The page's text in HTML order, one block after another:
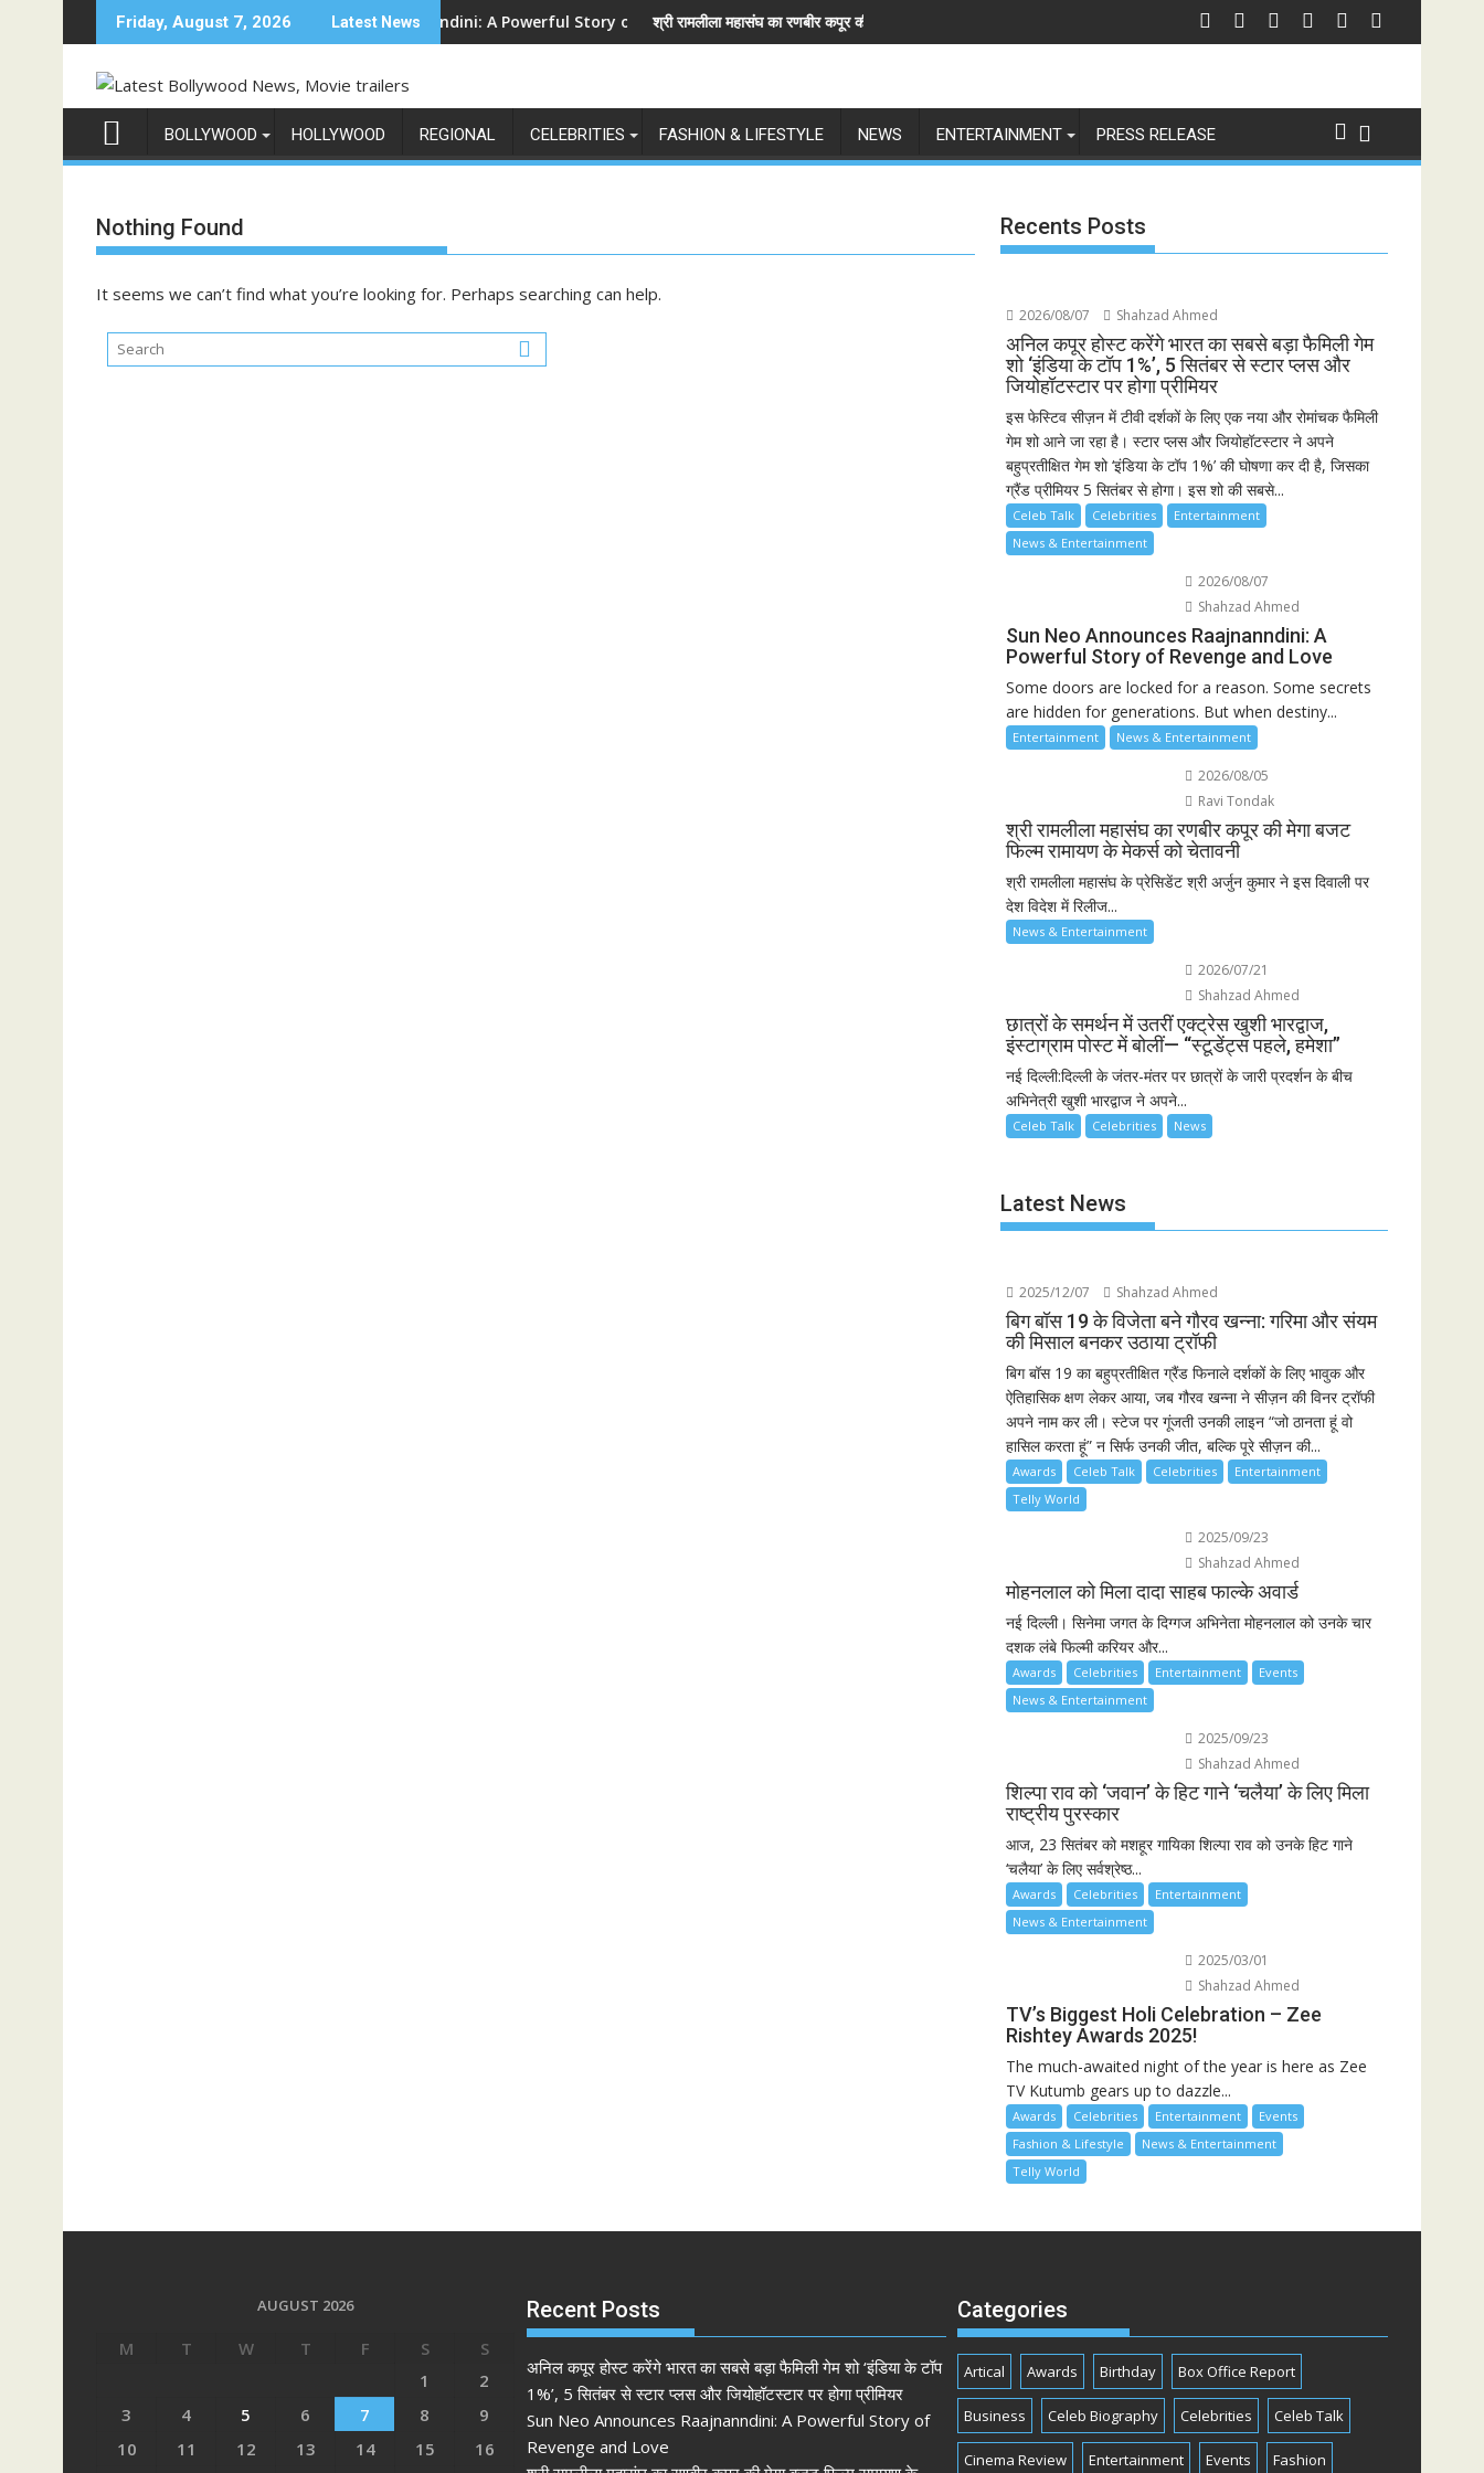
to
Friday, August 7, 2026 Latest News
शो 'इंडिया के टॉप 1%', 5 सितंबर से स्टार प्लस और जियोहॉटस्टार पर होगा प्रीमियर
Sun Neo Announces Raajnanndini: A Powerful Story of Revenge and Loveश्री रामलीला महासंघ का रणबीर कपूर की मेगा बजट फिल्म रामायण के मेकर्स को चेतावनीछात्रों के समर्थन में उतरीं एक्ट्रेस खुशी भारद्वाज, इंस्टाग्राम पोस्ट में बोलीं—
BOLLYWOOD HOLLYWOOD REGIONAL CELEBRITIES FASHION & LIFESTYLE NEWS ENTERTAINMENT PRESS RELEASE
Nothing Found
It seems we can’t find what you’re looking for. Perhaps searching can help.
Recents Posts
2026/08/07 Shahzad Ahmed
अनिल कपूर होस्ट करेंगे भारत का सबसे बड़ा फैमिली गेम
शो ‘इंडिया के टॉप 1%’, 5 सितंबर से स्टार प्लस और
जियोहॉटस्टार पर होगा प्रीमियर
इस फेस्टिव सीज़न में टीवी दर्शकों के लिए एक नया और रोमांचक फैमिली
गेम शो आने जा रहा है। स्टार प्लस और जियोहॉटस्टार ने अपने
बहुप्रतीक्षित गेम शो ‘इंडिया के टॉप 1%’ की घोषणा कर दी है, जिसका
ग्रैंड प्रीमियर 5 सितंबर से होगा। इस शो की सबसे...
Celeb Talk Celebrities
Entertainment
News & Entertainment
2026/08/07
Shahzad Ahmed
Sun Neo Announces Raajnanndini: A
Powerful Story of Revenge and Love
Some doors are locked for a reason. Some secrets
are hidden for generations. But when destiny...
Entertainment News & Entertainment
2026/08/05
Ravi Tondak
श्री रामलीला महासंघ का रणबीर कपूर की मेगा बजट
फिल्म रामायण के मेकर्स को चेतावनी
श्री रामलीला महासंघ के प्रेसिडेंट श्री अर्जुन कुमार ने इस दिवाली पर
देश विदेश में रिलीज...
News & Entertainment
2026/07/21
Shahzad Ahmed
छात्रों के समर्थन में उतरीं एक्ट्रेस खुशी भारद्वाज,
इंस्टाग्राम पोस्ट में बोलीं— “स्टूडेंट्स पहले, हमेशा”
नई दिल्ली:दिल्ली के जंतर-मंतर पर छात्रों के जारी प्रदर्शन के बीच
अभिनेत्री खुशी भारद्वाज ने अपने...
Celeb Talk Celebrities News
Latest News
2025/12/07 Shahzad Ahmed
बिग बॉस 19 के विजेता बने गौरव खन्ना: गरिमा और संयम
की मिसाल बनकर उठाया ट्रॉफी
बिग बॉस 19 का बहुप्रतीक्षित ग्रैंड फिनाले दर्शकों के लिए भावुक और
ऐतिहासिक क्षण लेकर आया, जब गौरव खन्ना ने सीज़न की विनर ट्रॉफी
अपने नाम कर ली। स्टेज पर गूंजती उनकी लाइन “जो ठानता हूं वो
हासिल करता हूं” न सिर्फ उनकी जीत, बल्कि पूरे सीज़न की...
Awards Celeb Talk Celebrities
Entertainment
Telly World
2025/09/23
Shahzad Ahmed
मोहनलाल को मिला दादा साहब फाल्के अवार्ड
नई दिल्ली। सिनेमा जगत के दिग्गज अभिनेता मोहनलाल को उनके चार
दशक लंबे फिल्मी करियर और...
Awards Celebrities Entertainment
Events
News & Entertainment
2025/09/23
Shahzad Ahmed
शिल्पा राव को ‘जवान’ के हिट गाने ‘चलैया’ के लिए मिला
राष्ट्रीय पुरस्कार
आज, 23 सितंबर को मशहूर गायिका शिल्पा राव को उनके हिट गाने
‘चलैया’ के लिए सर्वश्रेष्ठ...
Awards Celebrities
Entertainment
News & Entertainment
2025/03/01
Shahzad Ahmed
TV’s Biggest Holi Celebration – Zee
Rishtey Awards 2025!
The much-awaited night of the year is here as Zee
TV Kutumb gears up to dazzle...
Awards Celebrities Entertainment
Events
Fashion & Lifestyle
News & Entertainment
Telly World
AUGUST 2026
M T W T F S
S
1
2
3
4 5 6 7 8
9
10
11 12 13 14 15
16
Recent Posts
अनिल कपूर होस्ट करेंगे भारत का सबसे बड़ा फैमिली गेम शो ‘इंडिया के टॉप
1%’, 5 सितंबर से स्टार प्लस और जियोहॉटस्टार पर होगा प्रीमियर
Sun Neo Announces Raajnanndini: A Powerful Story of
Revenge and Love
Categories
Artical Awards Birthday Box Office Report
Business Celeb Biography Celebrities Celeb Talk
Cinema Review Entertainment Events Fashion